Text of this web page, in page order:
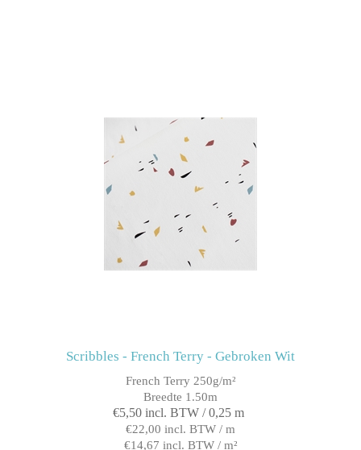
Scribbles - French Terry - Gebroken Wit
French Terry 250g/m²
Breedte 1.50m
€5,50 incl. BTW / 0,25 m
€22,00 incl. BTW / m
€14,67 incl. BTW / m²